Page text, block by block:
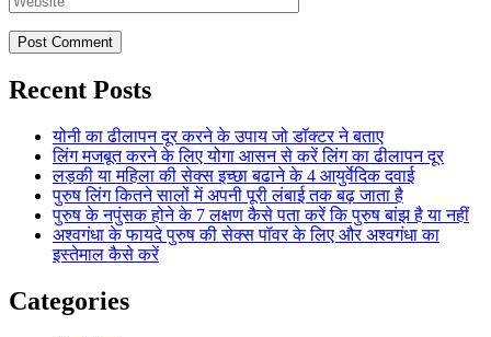
Recent Posts
योनी का ढीलापन दूर करने के उपाय जो डॉक्टर ने बताए
लिंग मजबूत करने के लिए योगा आसन से करें लिंग का ढीलापन दूर
लड़की या महिला की सेक्स इच्छा बढाने के 4 आयुर्वेदिक दवाई
पुरुष लिंग कितने सालों में अपनी पूरी लंबाई तक बढ़ जाता है
पुरुष के नपुंसक होने के 7 लक्षण कैसे पता करें कि पुरुष बांझ है या नहीं
अश्वगंधा के फायदे पुरुष की सेक्स पॉवर के लिए और अश्वगंधा का
इस्तेमाल कैसे करें
Categories